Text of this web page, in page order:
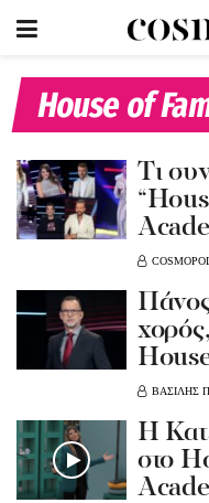
House of
Tι
ΒΑΣΙΛΗΣ
Η
στο